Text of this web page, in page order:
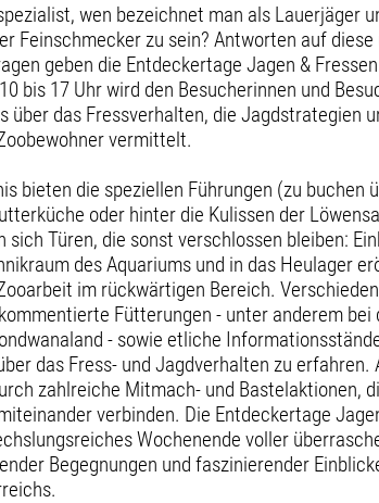
wen bezeichnet man als Lauerjäger
Feinschmecker zu sein? Antworten auf diese
geben die Entdeckertage Jagen &
bis 17 Uhr wird den Besucherinnen und
über das Fressverhalten, die Jagdstrategien
vermittelt.
bieten die speziellen Führungen (zu buchen
oder hinter die Kulissen der
sich Türen, die sonst verschlossen bleiben:
des Aquariums und in das Heulager
im rückwärtigen Bereich.
Fütterungen - unter anderem bei
- sowie etliche
das Fress- und Jagdverhalten zu erfahren.
zahlreiche Mitmach- und Bastelaktionen,
verbinden. Die Entdeckertage
Wochenende voller
Begegnungen und faszinierender